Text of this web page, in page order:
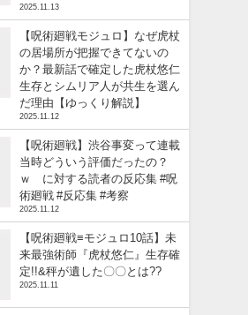
2025.11.13
【呪術廻戦モジュロ】なぜ虎杖
の居場所が把握できてないの
か？最新話で確定した虎杖悠仁
生存とシムリア人が共生を選ん
だ理由【ゆっくり解説】
2025.11.12
【呪術廻戦】渋谷事変って連載
当時どういう評価だったの？
ｗ に対する読者の反応集 #呪
術廻戦 #反応集 #考察
2025.11.12
【呪術廻戦≡モジュロ10話】未
来最強術師『虎杖悠仁』生存確
定!!&秤が遺した〇〇とは??
2025.11.11